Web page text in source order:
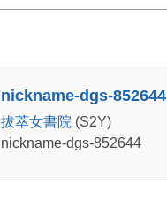
nickname-dgs-852644
拔萃女書院 (S2Y)
nickname-dgs-852644